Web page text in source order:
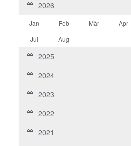
2026
Jan Feb Mär Apr
Jul
Aug
2025
2024
2023
2022
2021